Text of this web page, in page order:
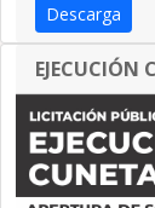
Descarga
EJECUCIÓN